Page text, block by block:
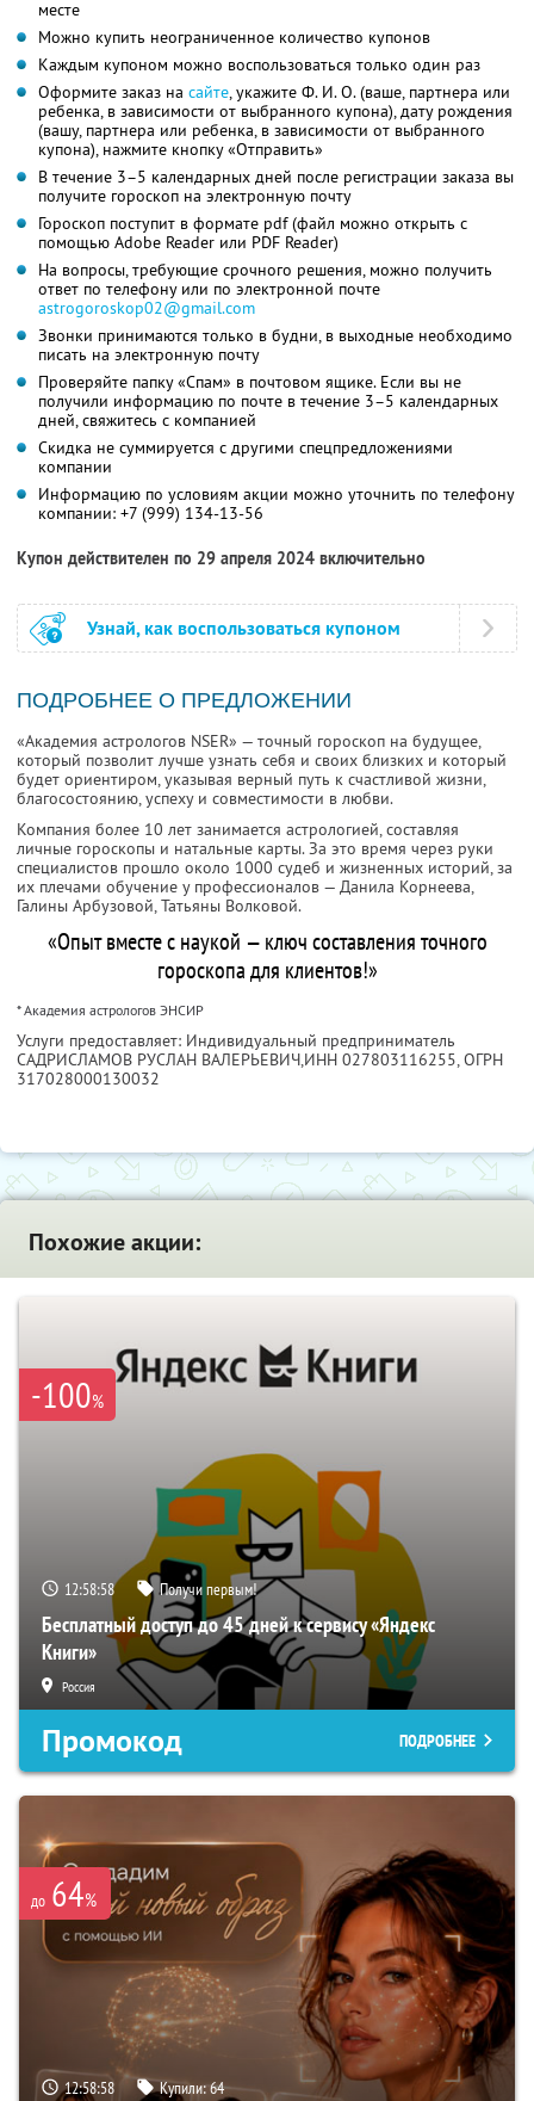
месте
Можно купить неограниченное количество купонов
Каждым купоном можно воспользоваться только один раз
Оформите заказ на сайте, укажите Ф. И. О.(ваше, партнера или
ребенка, в зависимости от выбранного купона), дату рождения
(вашу, партнера или ребенка, в зависимости от выбранного
купона), нажмите кнопку «Отправить»
В течение 3–5 календарных дней после регистрации заказа вы
получите гороскоп на электронную почту
Гороскоп поступит в формате pdf (файл можно открыть с
помощью Adobe Reader или PDF Reader)
На вопросы, требующие срочного решения, можно получить
ответ по телефону или по электронной почте
astrogoroskop02@gmail.com
Звонки принимаются только в будни, в выходные необходимо
писать на электронную почту
Проверяйте папку «Спам» в почтовом ящике. Если вы не
получили информацию по почте в течение 3–5 календарных
дней, свяжитесь с компанией
Скидка не суммируется с другими спецпредложениями
компании
Информацию по условиям акции можно уточнить по телефону
компании: +7 (999) 134-13-56
Купон действителен по 29 апреля 2024 включительно
Узнай, как воспользоваться купоном
ПОДРОБНЕЕ О ПРЕДЛОЖЕНИИ
«Академия астрологов NSER» — точный гороскоп на будущее,
который позволит лучше узнать себя и своих близких и который
будет ориентиром, указывая верный путь к счастливой жизни,
благосостоянию, успеху и совместимости в любви.
Компания более 10 лет занимается астрологией, составляя
личные гороскопы и натальные карты. За это время через руки
специалистов прошло около 1000 судеб и жизненных историй, за
их плечами обучение у профессионалов — Данила Корнеева,
Галины Арбузовой, Татьяны Волковой.
«Опыт вместе с наукой — ключ составления точного
гороскопа для клиентов!»
* Академия астрологов ЭНСИР
Услуги предоставляет: Индивидуальный предприниматель
САДРИСЛАМОВ РУСЛАН ВАЛЕРЬЕВИЧ,ИНН 027803116255, ОГРН
317028000130032
Похожие акции:
-100%
12:58:57 Получи первым!
Бесплатный доступ до 45 дней к сервису «Яндекс
Книги»
Россия
Промокод ПОДРОБНЕЕ
до 64%
12:58:57 Купили:64